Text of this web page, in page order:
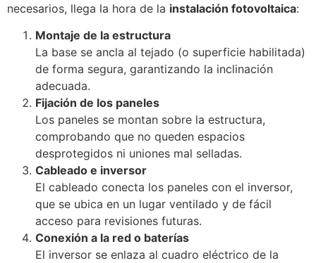
necesarios, llega la hora de la instalación fotovoltaica:
Montaje de la estructura
La base se ancla al tejado (o superficie habilitada)
de forma segura, garantizando la inclinación
adecuada.
Fijación de los paneles
Los paneles se montan sobre la estructura,
comprobando que no queden espacios
desprotegidos ni uniones mal selladas.
Cableado e inversor
El cableado conecta los paneles con el inversor,
que se ubica en un lugar ventilado y de fácil
acceso para revisiones futuras.
Conexión a la red o baterías
El inversor se enlaza al cuadro eléctrico de la